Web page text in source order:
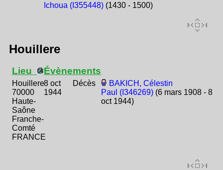
Ichoua (I355448) (1430 - 1500)
Houillere
Lieu
Houillere
70000
Haute-
Saône
Franche-
Comté
FRANCE
Évènements
8 oct
1944
Décès
BAKICH, Célestin
Paul (I346269) (6 mars 1908 - 8
oct 1944)